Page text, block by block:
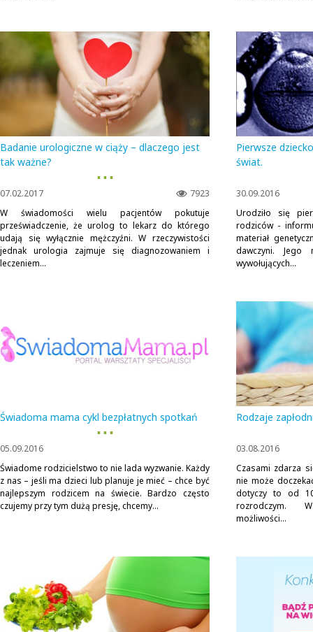
Badanie urologiczne w ciąży – dlaczego jest
tak ważne?
▪ ▪ ▪
7923
07.02.2017
W świadomości wielu pacjentów pokutuje
przeświadczenie, że urolog to lekarz do którego
udają się wyłącznie mężczyźni. W rzeczywistości
jednak urologia zajmuje się diagnozowaniem i
leczeniem...
Pierwsze
świat.
30.09.2016
Urodziło się
rodziców -
materiał
dawczyni. Jego
wywołujących...
Świadoma mama cykl bezpłatnych spotkań
▪ ▪ ▪
05.09.2016
Świadome rodzicielstwo to nie lada wyzwanie. Każdy
z nas – jeśli ma dzieci lub planuje je mieć – chce być
najlepszym rodzicem na świecie. Bardzo często
czujemy przy tym dużą presję, chcemy...
Rodzaje
03.08.2016
Czasami zdarza
nie może
dotyczy to od
rozrodczym.
możliwości...